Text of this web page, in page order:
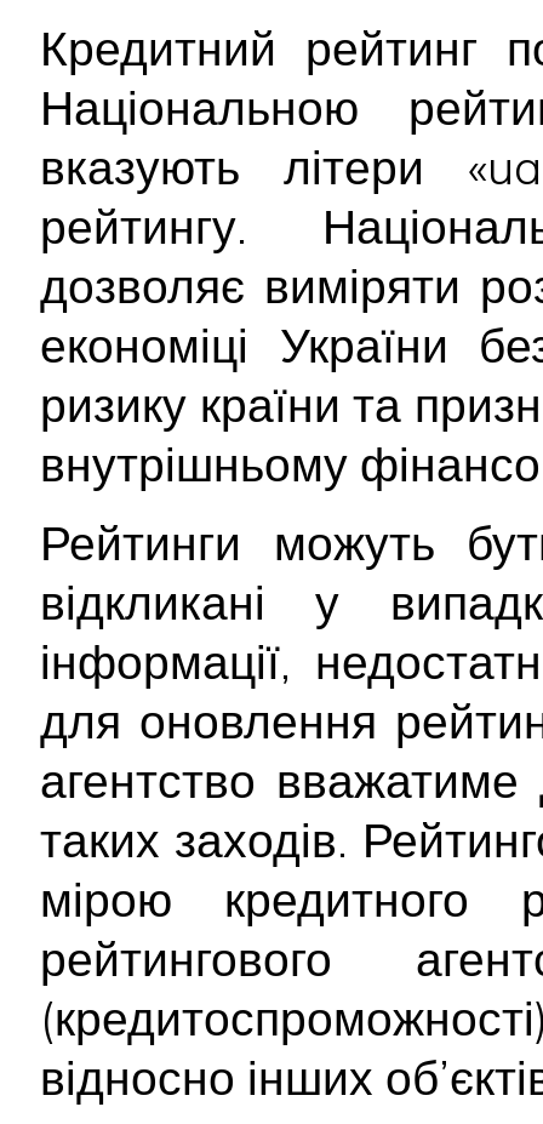
Кредитний рейтинг
Національною
вказують літери
рейтингу.
дозволяє виміряти
економіці України
ризику країни та
внутрішньому
Рейтинги можуть
відкликані у
інформації,
для оновлення
агентство вважатиме
таких заходів.
мірою
рейтингового
відносно інших